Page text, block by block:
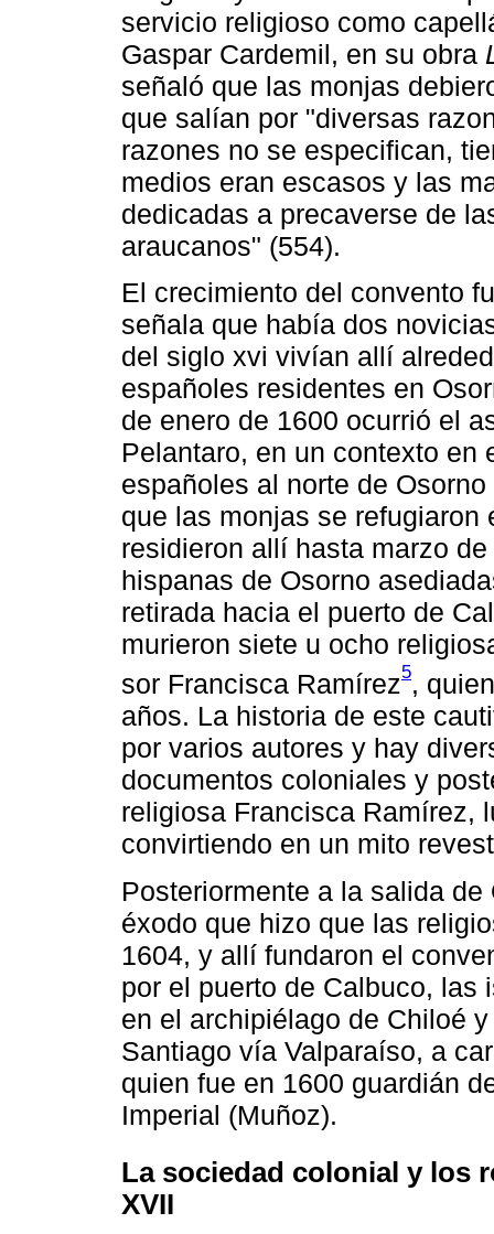
servicio religioso como
Gaspar Cardemil, en su obra
señaló que las monjas
que salían por "diversas
razones no se especifican,
medios eran escasos y las
dedicadas a precaverse de
araucanos" (554).
El crecimiento del convento
señala que había dos
del siglo xvi vivían allí
españoles residentes en
de enero de 1600 ocurrió el
Pelantaro, en un contexto en
españoles al norte de
que las monjas se refugiaron
residieron allí hasta marzo
hispanas de Osorno
retirada hacia el puerto de
murieron siete u ocho
sor Francisca Ramírez5,
años. La historia de este
por varios autores y hay
documentos coloniales y
religiosa Francisca Ramírez,
convirtiendo en un mito
Posteriormente a la salida
éxodo que hizo que las
1604, y allí fundaron el
por el puerto de Calbuco, las
en el archipiélago de Chiloé
Santiago vía Valparaíso, a
quien fue en 1600 guardián
Imperial (Muñoz).
La sociedad colonial y los
XVII